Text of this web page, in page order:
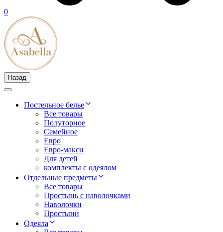
0
Назад
Постельное белье
Все товары
Полуторное
Семейное
Евро
Евро-макси
Для детей
комплекты с одеялом
Отдельные предметы
Все товары
Простынь с наволочками
Наволочки
Простыни
Одеяла